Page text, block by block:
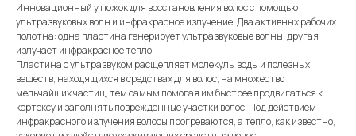
Инновационный утюжок для восстановления волос с помощью
ультразвуковых волн и инфракрасное излучение. Два активных рабочих
полотна: одна пластина генерирует ультразвуковые волны, другая
излучает инфракрасное тепло.
Пластина с ультразвуком расщепляет молекулы воды и полезных
веществ, находящихся в средствах для волос, на множество
мельчайших частиц, тем самым помогая им быстрее продвигаться к
кортексу и заполнять поврежденные участки волос. Под действием
инфракрасного излучения волосы прогреваются, а тепло, как известно,